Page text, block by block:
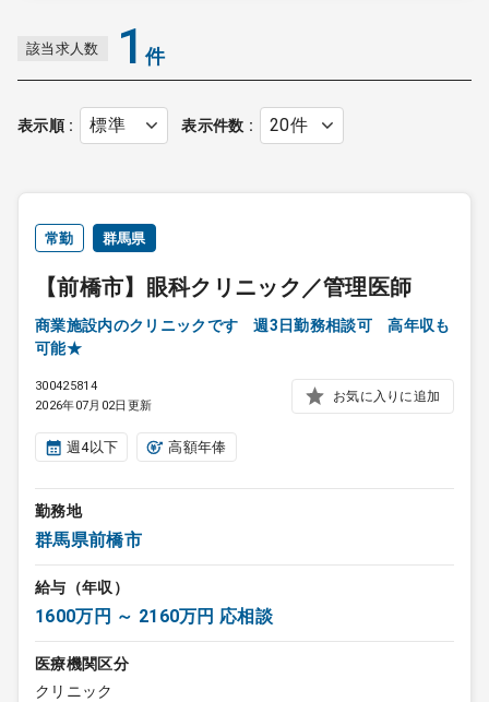
0120-337-613
クリニック開業
採用をお考えの医療機関の方
該当求人数 1 件
表示順 表示件数
常勤 群馬県
【前橋市】眼科クリニック／管理医師
商業施設内のクリニックです 週3日勤務相談可 高年収も
可能★
300425814
2026年07月02日更新
お気に入りに追加
週4以下 高額年俸
勤務地
群馬県前橋市
給与（年収）
1600万円 ～ 2160万円 応相談
医療機関区分
クリニック